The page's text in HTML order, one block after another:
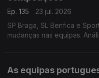
Ep. 135
23 jul. 2026
SP Braga, SL Benfica e
mudanças nas equipas.
As equipas